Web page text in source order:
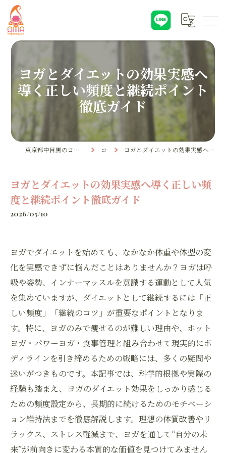
ヨガとダイエットの効果実感へ
導く正しい頻度と継続ポイント
徹底ガイド
東京都中目黒のヨガならYoga & Ayurveda OMA コラム ヨガとダイエットの効果実感へ導く正しい頻度と継続ポイント徹底ガイド
ヨガとダイエットの効果実感へ導く正しい頻
度と継続ポイント徹底ガイド
2026/05/10
ヨガでダイエットを始めても、なかなか体重や体型の変
化を実感できずに悩んだことはありませんか？ヨガは呼
吸や姿勢、インナーマッスルを意識する運動として人気
を集めていますが、ダイエットとして継続するには「正
しい頻度」「継続のコツ」が重要なポイントとなりま
す。特に、ヨガのみで痩せるのが難しい理由や、ホット
ヨガ・パワーヨガ・食事管理と組み合わせて現実的にボ
ディラインを引き締めるための戦略には、多くの疑問や
迷いがつきものです。本記事では、科学的根拠や実際の
経験も踏まえ、ヨガのダイエット効果をしっかり感じる
ための頻度設定から、長期的に続けるためのモチベーシ
ョン維持法までを徹底解説します。理想の体質改善やリ
ラックス、ストレス軽減まで、ヨガを通して“自分の未
来”が前向きに変わる本質的な価値を見つけてみません